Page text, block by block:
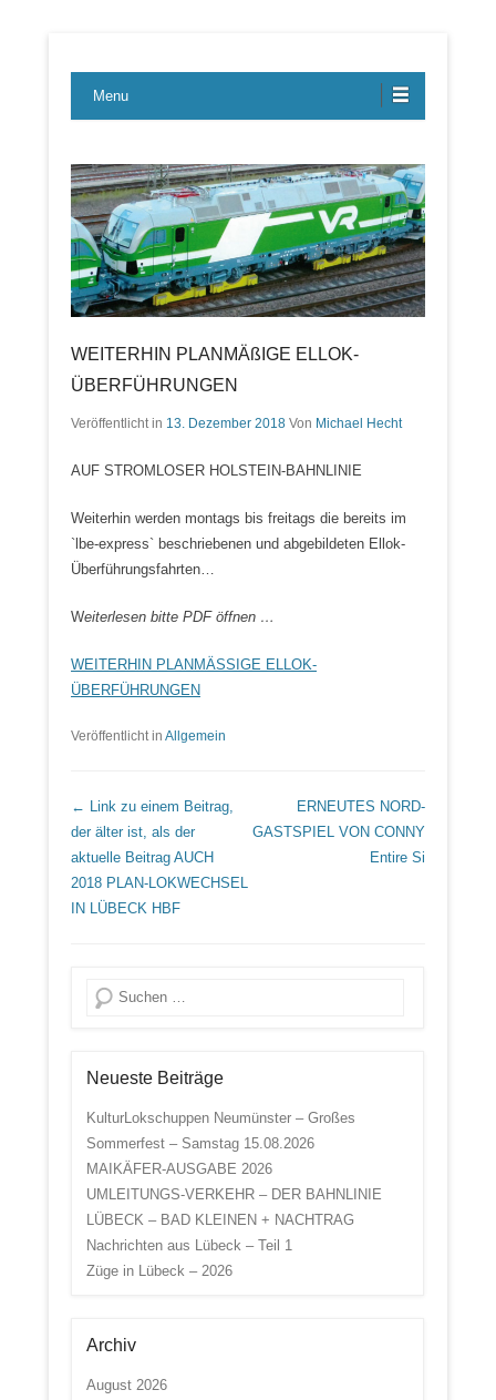
LBE-Express
Menu
WEITERHIN PLANMÄßIGE ELLOK-
ÜBERFÜHRUNGEN
Veröffentlicht in 13. Dezember 2018 Von Michael Hecht
AUF STROMLOSER HOLSTEIN-BAHNLINIE
Weiterhin werden montags bis freitags die bereits im
`lbe-express` beschriebenen und abgebildeten Ellok-
Überführungsfahrten…
Weiterlesen bitte PDF öffnen …
WEITERHIN PLANMÄSSIGE ELLOK-
ÜBERFÜHRUNGEN
Veröffentlicht in Allgemein
Beitrags Übersicht
← Link zu einem Beitrag,
der älter ist, als der
aktuelle Beitrag AUCH
2018 PLAN-LOKWECHSEL
IN LÜBECK HBF
ERNEUTES NORD-
GASTSPIEL VON CONNY
Entire Si
Suche
Neueste Beiträge
KulturLokschuppen Neumünster – Großes
Sommerfest – Samstag 15.08.2026
MAIKÄFER-AUSGABE 2026
UMLEITUNGS-VERKEHR – DER BAHNLINIE
LÜBECK – BAD KLEINEN + NACHTRAG
Nachrichten aus Lübeck – Teil 1
Züge in Lübeck – 2026
Archiv
August 2026